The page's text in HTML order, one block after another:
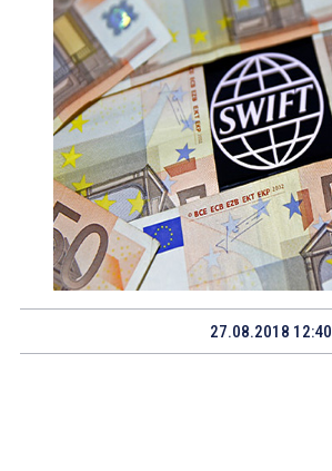
27.08.2018 12:40